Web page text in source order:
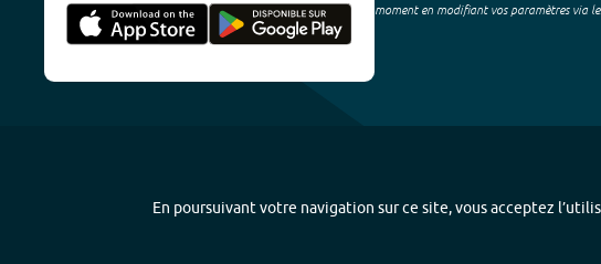
moment en modifiant vos paramètres via
En poursuivant votre navigation sur ce site, vous acceptez